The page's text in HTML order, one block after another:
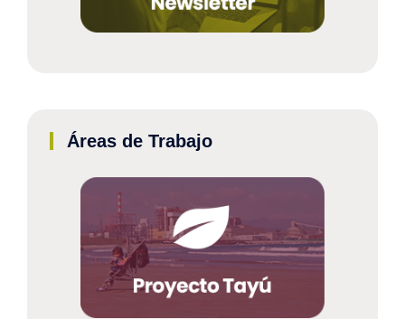
Áreas de Trabajo